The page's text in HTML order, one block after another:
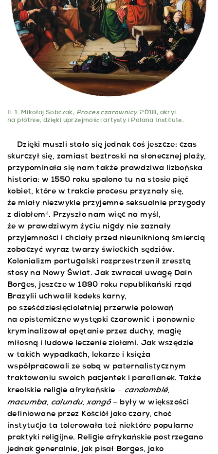
Il. 1. Mikołaj Sobczak, Proces czarownicy,2018, akryl
na płótnie, dzięki uprzejmości artysty i Polana Institute.
Dzięki muszli stało się jednak coś jeszcze: czas
skurczył się, zamiast beztroski na słonecznej plaży,
przypominała się nam także prawdziwa lizbońska
historia: w 1550 roku spalono tu na stosie pięć
kobiet, które w trakcie procesu przyznały się,
że miały niezwykle przyjemne seksualnie przygody
z diabłem 4. Przyszło nam więc na myśl,
że w prawdziwym życiu nigdy nie zaznały
przyjemności i chciały przed nieuniknioną śmiercią
zobaczyć wyraz twarzy świeckich sędziów.
Kolonializm portugalski rozprzestrzenił zresztą
stosy na Nowy Świat. Jak zwracał uwagę Dain
Borges, jeszcze w 1890 roku republikański rząd
Brazylii uchwalił kodeks karny,
po sześćdziesięcioletniej przerwie polowań
na epistemiczne występki czarownic i ponownie
kryminalizował opętanie przez duchy, magię
miłosną i ludowe leczenie ziołami. Jak wszędzie
w takich wypadkach, lekarze i księża
współpracowali ze sobą w paternalistycznym
traktowaniu swoich pacjentek i parafianek. Także
kreolskie religie afrykańskie – candomblé,
macumba, calundu,xangô– były w większości
definiowane przez Kościół jako czary, choć
instytucja ta tolerowała też niektóre popularne
praktyki religijne. Religie afrykańskie postrzegano
jednak generalnie, jak pisał Borges, jako